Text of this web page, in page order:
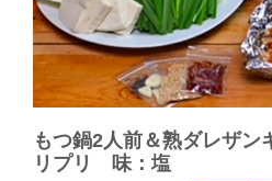
もつ鍋2人前＆熟ダレザ
リプリ 味：塩